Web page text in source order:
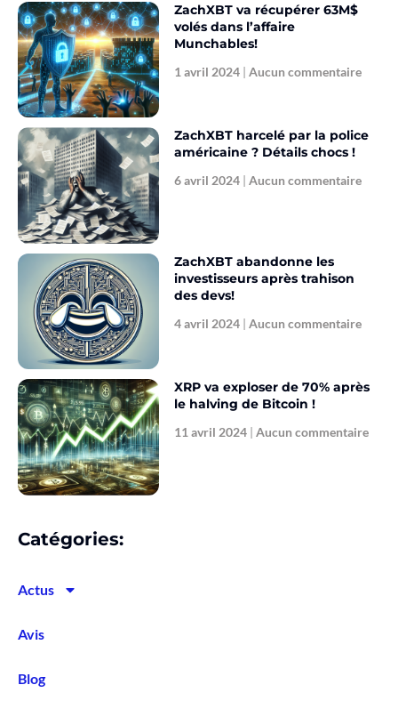
ZachXBT va récupérer 63M$
volés dans l’affaire
Munchables!
1 avril 2024 Aucun commentaire
ZachXBT harcelé par la police
américaine ? Détails chocs !
6 avril 2024 Aucun commentaire
ZachXBT abandonne les
investisseurs après trahison
des devs!
4 avril 2024 Aucun commentaire
XRP va exploser de 70% après
le halving de Bitcoin !
11 avril 2024 Aucun commentaire
Catégories:
Actus
Avis
Blog